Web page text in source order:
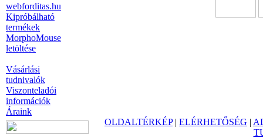
webforditas.hu
Kipróbálható
termékek
MorphoMouse
letöltése
Vásárlási
tudnivalók
Viszonteladói
információk
Áraink
OLDALTÉRKÉP| ELÉRHETŐSÉG |